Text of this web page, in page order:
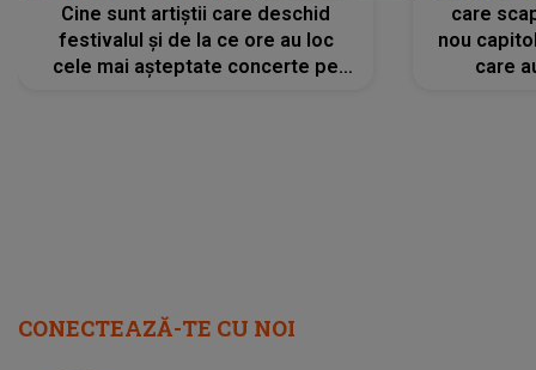
Cine sunt artiștii care deschid
festivalul și de la ce ore au loc
cele mai așteptate concerte pe
care
nou
care
CONECTEAZĂ-TE CU NOI